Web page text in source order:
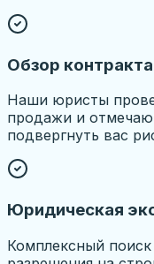
Обзор контракта
Наши юристы
продажи и
подвергнуть вас
Юридическая
Комплексный